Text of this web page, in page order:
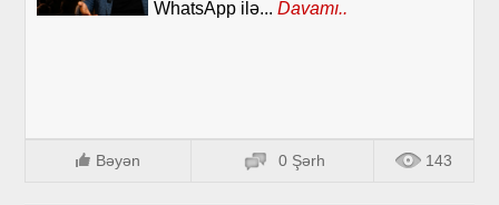
WhatsApp ilə... Davamı..
Bəyən 0 Şərh 143